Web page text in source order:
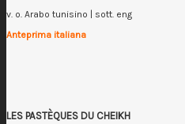
v. o. Arabo tunisino | sott. eng
Anteprima italiana
LES PASTÈQUES DU CHEIKH